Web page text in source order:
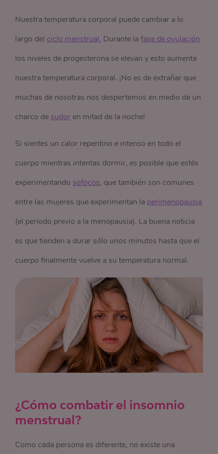
Nuestra temperatura corporal puede cambiar a lo
largo del ciclo menstrual. Durante lafase de ovulación
los niveles de progesterona se elevan y esto aumenta
nuestra temperatura corporal. ¡No es de extrañar que
muchas de nosotras nos despertemos en medio de un
charco de sudor en mitad de la noche!
Si sientes un calor repentino e intenso en todo el
cuerpo mientras intentas dormir, es posible que estés
experimentando sofocos, que también son comunes
entre las mujeres que experimentan la perimenopausia
(el periodo previo a la menopausia). La buena noticia
es que tienden a durar sólo unos minutos hasta que el
cuerpo finalmente vuelve a su temperatura normal.
¿Cómo combatir el insomnio
menstrual?
Como cada persona es diferente, no existe una